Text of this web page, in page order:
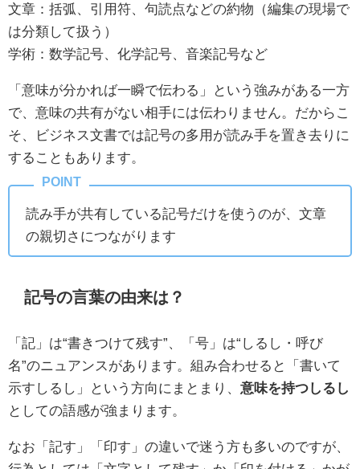
文章：括弧、引用符、句読点などの約物（編集の現場で
は分類して扱う）
学術：数学記号、化学記号、音楽記号など
「意味が分かれば一瞬で伝わる」という強みがある一方
で、意味の共有がない相手には伝わりません。だからこ
そ、ビジネス文書では記号の多用が読み手を置き去りに
することもあります。
読み手が共有している記号だけを使うのが、文章
の親切さにつながります
記号の言葉の由来は？
「記」は“書きつけて残す”、「号」は“しるし・呼び
名”のニュアンスがあります。組み合わせると「書いて
示すしるし」という方向にまとまり、 意味を持つしるし
としての語感が強まります。
なお「記す」「印す」の違いで迷う方も多いのですが、